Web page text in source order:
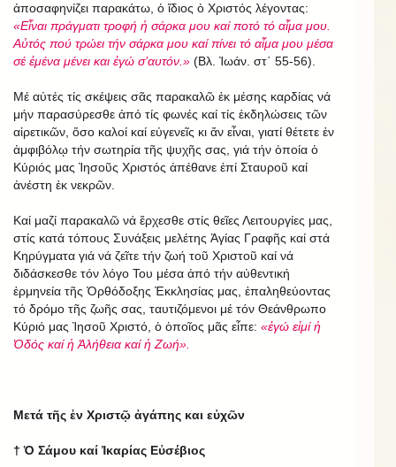
ἀποσαφηνίζει παρακάτω, ὁ ἴδιος ὁ Χριστός λέγοντας:
«Εἶναι πράγματι τροφή ἡ σάρκα μου καί ποτό τό αἷμα μου.
Αὐτός πού τρώει τήν σάρκα μου καί πίνει τό αἷμα μου μέσα
σέ ἐμένα μένει και ἐγώ σ’αυτόν.» (Βλ. Ἰωάν. στ΄ 55-56).
Μέ αὐτές τίς σκέψεις σᾶς παρακαλῶ ἐκ μέσης καρδίας νά
μήν παρασύρεσθε ἀπό τίς φωνές καί τίς ἐκδηλώσεις τῶν
αἱρετικῶν, ὅσο καλοί καί εὐγενεῖς κι ἄν εἶναι, γιατί θέτετε ἐν
ἀμφιβόλῳ τήν σωτηρία τῆς ψυχῆς σας, γιά τήν ὁποία ὁ
Κύριός μας Ἰησοῦς Χριστός ἀπέθανε ἐπί Σταυροῦ καί
ἀνέστη ἐκ νεκρῶν.
Καί μαζί παρακαλῶ νά ἔρχεσθε στίς θεῖες Λειτουργίες μας,
στίς κατά τόπους Συνάξεις μελέτης Ἁγίας Γραφῆς καί στά
Κηρύγματα γιά νά ζεῖτε τήν ζωή τοῦ Χριστοῦ καί νά
διδάσκεσθε τόν λόγο Του μέσα ἀπό τήν αὐθεντική
ἑρμηνεία τῆς Ὀρθόδοξης Ἐκκλησίας μας, ἐπαληθεύοντας
τό δρόμο τῆς ζωῆς σας, ταυτιζόμενοι μέ τόν Θεάνθρωπο
Κύριό μας Ἰησοῦ Χριστό, ὁ ὁποῖος μᾶς εἶπε: «ἐγώ εἰμί ἡ
Ὁδός καί ἡ Ἀλήθεια καί ἡ Ζωή».
Μετά τῆς ἐν Χριστῷ ἀγάπης και εὐχῶν
† Ὁ Σάμου καί Ἰκαρίας Εὐσέβιος